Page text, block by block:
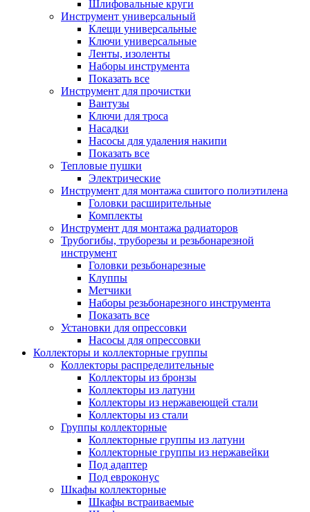
Шлифовальные круги
Инструмент универсальный
Клещи универсальные
Ключи универсальные
Ленты, изоленты
Наборы инструмента
Показать все
Инструмент для прочистки
Вантузы
Ключи для троса
Насадки
Насосы для удаления накипи
Показать все
Тепловые пушки
Электрические
Инструмент для монтажа сшитого полиэтилена
Головки расширительные
Комплекты
Инструмент для монтажа радиаторов
Трубогибы, труборезы и резьбонарезной
инструмент
Головки резьбонарезные
Клуппы
Метчики
Наборы резьбонарезного инструмента
Показать все
Установки для опрессовки
Насосы для опрессовки
Коллекторы и коллекторные группы
Коллекторы распределительные
Коллекторы из бронзы
Коллекторы из латуни
Коллекторы из нержавеющей стали
Коллекторы из стали
Группы коллекторные
Коллекторные группы из латуни
Коллекторные группы из нержавейки
Под адаптер
Под евроконус
Шкафы коллекторные
Шкафы встраиваемые